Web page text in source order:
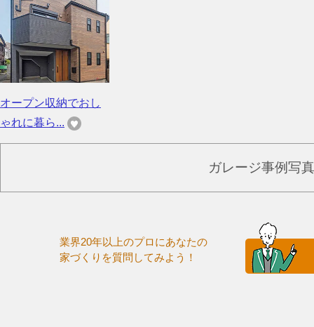
オープン収納でおし
ゃれに暮ら...
ガレージ事例写
業界20年以上のプロにあなたの
家づくりを質問してみよう！